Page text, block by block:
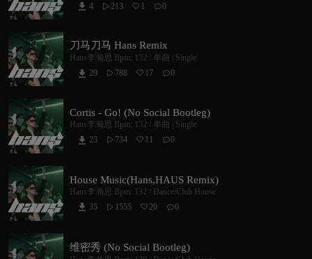
4
 213  1 0
刀马刀马 Hans Remix
Hans李瀚思 Bpm: 132 / 单曲 | Single
29
 788  17 0
Cortis - Go! (No Social Bootleg)
Hans李瀚思 Bpm: 132 / 单曲 | Single
23
 734  11 0
House Music(Hans,HAUS Remix)
Hans李瀚思 Bpm: 132 / Dance/Club House
35
 1555 20 0
维密秀 (No Social Bootleg)